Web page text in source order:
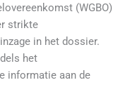
(WGBO)
strikte
in het dossier.
het
informatie aan de